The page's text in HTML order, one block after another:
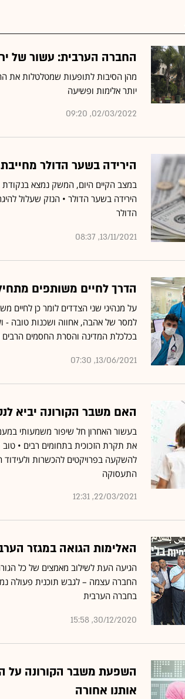
החברה הערבית: עשור של
מהן הסיבות לתופעות שמטלטלות את
יותר אלימות ופשיעה
02/03/2022, 09:20
הירידה בשער הדולר
במצב הקיים היום, המשק נמצא בנקודת
הירידה בשער הדולר • הנזק שעלול
הדולר
13/11/2021, 08:37
הדרך לחיים משותפים
על מנהיגי שני הצדדים לומר כן לחיים
למסר של אהבה, אחווה ושכנות טובה -
בכלכלת המדינה והסרת החסמים הרבים
13/06/2021, 07:30
האם משבר הקורונה יביא
בעשור האחרון חל שיפור משמעותי
את תקרת הזכוכית בתחומים רבים •
להשקעה בפרויקטים להכשרות
התעסוקה
22/03/2021, 12:31
האלימות הגואה במגזר
הגיעה העת לשילוב מאמצים של כל
החברה עצמה – לגבש תוכנית פעולה
בחברה הערבית
30/12/2020, 15:58
השפעת משבר הקורונה על
אותנו אחורה